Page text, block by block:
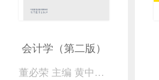
会计学（第二版）
董必荣 主编 黄中生 路国平 张兴亮 鄢志娟 副主编